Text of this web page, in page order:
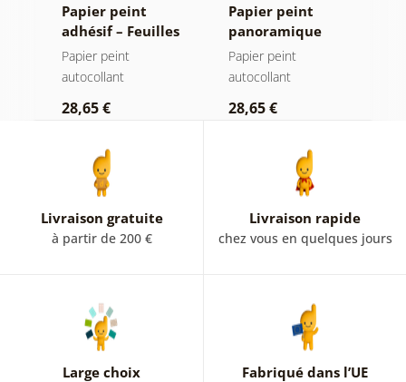
Papier peint
adhésif – Feuilles
avec teinte
pastel
Papier peint
autocollant
28,65 €
Papier peint
panoramique
autocollant –
Forêt dans le
Papier peint
autocollant
28,65 €
Livraison gratuite
à partir de 200 €
Livraison rapide
chez vous en quelques jours
Large choix Fabriqué dans l’UE